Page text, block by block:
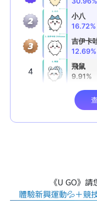
《U GO》
體驗新興運動💦＋競